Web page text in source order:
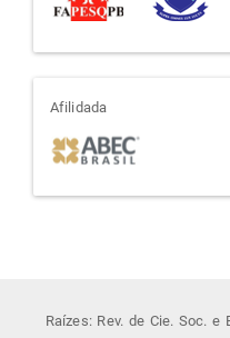
afiliada
Afilidada
Raízes: Rev. de Cie. Soc. e